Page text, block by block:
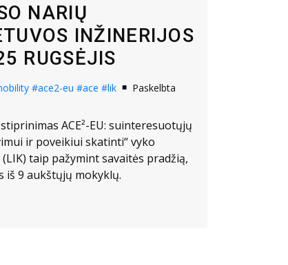
NARIŲ
INŽINERIJOS
RUGSĖJIS
#ace2-eu #ace #lik
Paskelbta
ACE²-EU: suinteresuotųjų
ir poveikiui skatinti“ vyko
taip pažymint savaitės pradžią,
9 aukštųjų mokyklų.